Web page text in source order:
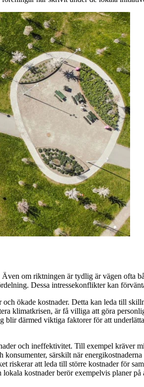
om riktningen är tydlig är vägen ofta
Dessa intressekonflikter kan
ökade kostnader. Detta kan leda till
klimatkrisen, är få villiga att göra
därmed viktiga faktorer för att
och ineffektivitet. Till exempel kräver
särskilt när
att leda till större kostnader för
kostnader berör exempelvis planer